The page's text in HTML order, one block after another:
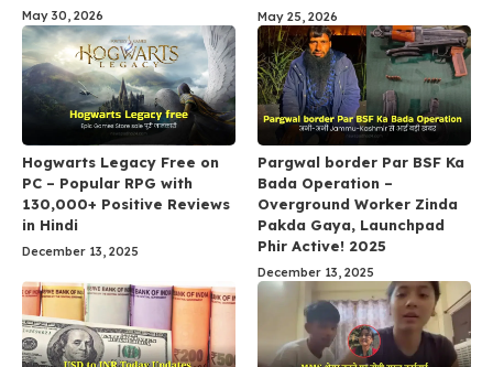
May 30, 2026 May 25, 2026
Hogwarts Legacy Free on
PC – Popular RPG with
130,000+ Positive Reviews
in Hindi
December 13, 2025
Pargwal border Par BSF Ka
Bada Operation –
Overground Worker Zinda
Pakda Gaya, Launchpad
Phir Active! 2025
December 13, 2025